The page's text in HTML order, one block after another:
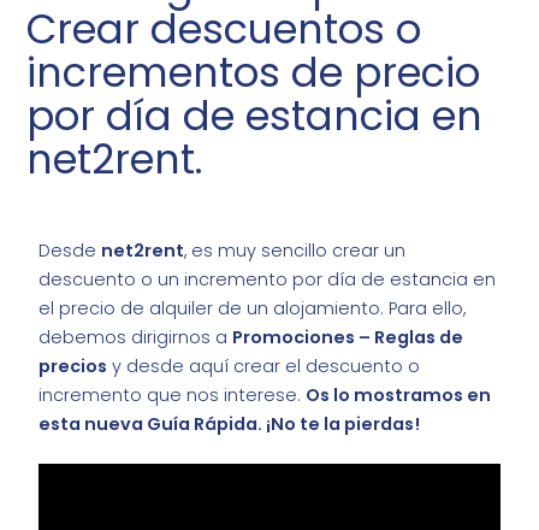
Crear descuentos o
incrementos de precio
por día de estancia en
net2rent.
Desde net2rent, es muy sencillo crear un
descuento o un incremento por día de estancia en
el precio de alquiler de un alojamiento. Para ello,
debemos dirigirnos a Promociones – Reglas de
precios y desde aquí crear el descuento o
incremento que nos interese. Os lo mostramos en
esta nueva Guía Rápida. ¡No te la pierdas!